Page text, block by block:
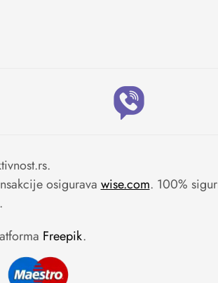
osigurava wise.com. 100%
.
Freepik.